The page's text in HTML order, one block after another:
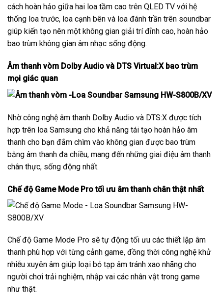
cách hoàn hảo giữa hai loa tầm cao trên QLED TV với hệ
thống loa trước, loa cạnh bên và loa đánh trần trên soundbar
giúp kiến tạo nên một không gian giải trí đỉnh cao, hoàn hảo
bao trùm không gian âm nhạc sống động.
Âm thanh vòm Dolby Audio và DTS Virtual:X bao trùm
mọi giác quan
Nhờ công nghệ âm thanh Dolby Audio và DTS:X được tích
hợp trên loa Samsung cho khả năng tái tạo hoàn hảo âm
thanh cho bạn đắm chìm vào không gian được bao trùm
bằng âm thanh đa chiều, mang đến những giai điệu âm thanh
chân thực, sống động nhất.
Chế độ Game Mode Pro tối ưu âm thanh chân thật nhất
Chế độ Game Mode Pro sẽ tự động tối ưu các thiết lập âm
thanh phù hợp với từng cảnh game, đồng thời công nghệ khử
nhiễu xuyên âm giúp loại bỏ tạp âm tránh xao nhãng cho
người chơi trải nghiệm, nhập vai các nhân vật trong game
như thật.